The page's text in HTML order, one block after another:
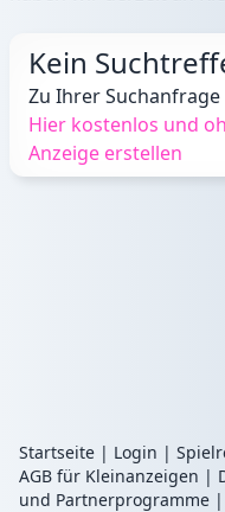
Kein
Zu Ihrer
Hier kostenlos und
Anzeige erstellen
Startseite | Login |
AGB für Kleinanzeigen |
und Partnerprogramme |